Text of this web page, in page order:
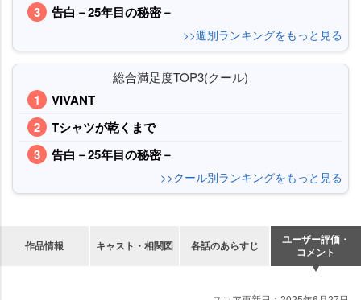
告白－25年目の秘密－
>>週別ランキングをもっと見る
総合満足度TOP3(クール)
VIVANT
Tシャツが乾くまで
告白－25年目の秘密－
>>クール別ランキングをもっと見る
作品情報 キャスト・相関図 各話のあらすじ
ユーザー評価・
コメント